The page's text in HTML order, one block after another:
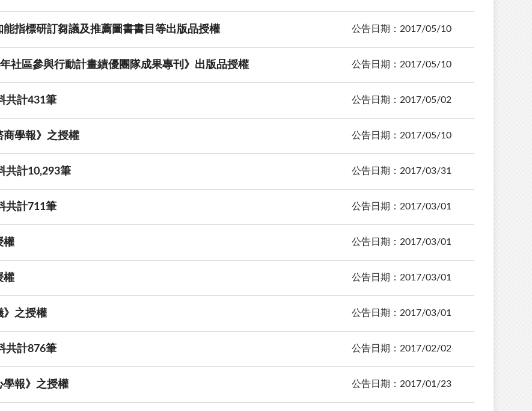
指標研訂芻議及推薦圖書書目等出版品授權 公告日期：2017/05/10
社區參與行動計畫績優團隊成果專刊》出版品授權 公告日期：2017/05/10
共計431筆 公告日期：2017/05/02
商學報》之授權 公告日期：2017/05/10
共計10,293筆 公告日期：2017/03/31
共計711筆 公告日期：2017/03/01
權 公告日期：2017/03/01
權 公告日期：2017/03/01
》之授權 公告日期：2017/03/01
共計876筆 公告日期：2017/02/02
學報》之授權 公告日期：2017/01/23